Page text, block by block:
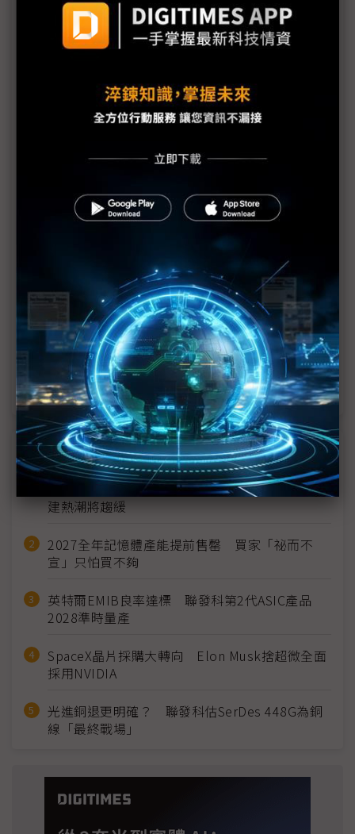
缺 PC主板廠出貨目標全線崩跌
二線晶圓代工罕見全部成功喊漲 世界先進、聯電、
英特爾未來兩年平台藍圖方向曝光 Razor Lake、
Titan Lake如期登場
CPU重返AI運算架構核心 多核趨勢下IC載板面積看
英特爾產能先供Xeon伺服器處理器 聯發科、超微大
聯想部分伺服器產品交期逾半年 籲客戶提早下單鎖
PC寒冬恐現15%年出貨衰退 蘋果、華碩逆勢衝成長
繼記憶體後CPU缺貨新隱憂 PC週邊晶片業者坦言能
見度再縮
近７天熱門報導
MLCC訂單過熱、出貨比創高 村田示警全球AI基
建熱潮將趨緩
2027全年記憶體產能提前售罄 買家「祕而不
宣」只怕買不夠
英特爾EMIB良率達標 聯發科第2代ASIC產品
2028準時量產
SpaceX晶片採購大轉向 Elon Musk捨超微全面
採用NVIDIA
光進銅退更明確？ 聯發科估SerDes 448G為銅
線「最終戰場」